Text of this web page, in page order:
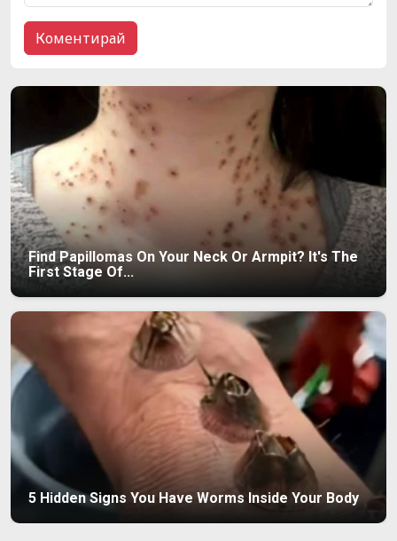
Find Papillomas On Your Neck Or Armpit? It's The
First Stage Of...
5 Hidden Signs You Have Worms Inside Your Body